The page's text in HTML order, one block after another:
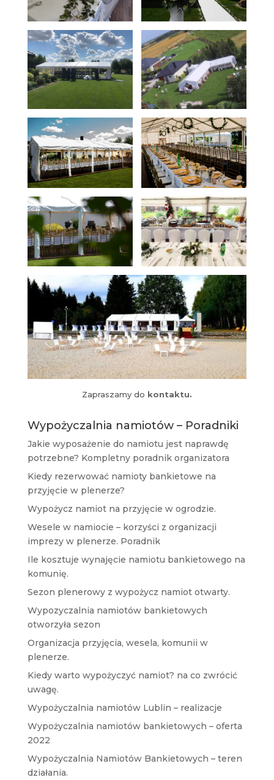
Zapraszamy do kontaktu.
Wypożyczalnia namiotów – Poradniki
Jakie wyposażenie do namiotu jest naprawdę
potrzebne? Kompletny poradnik organizatora
Kiedy rezerwować namioty bankietowe na
przyjęcie w plenerze?
Wypożycz namiot na przyjęcie w ogrodzie.
Wesele w namiocie – korzyści z organizacji
imprezy w plenerze. Poradnik
Ile kosztuje wynajęcie namiotu bankietowego na
komunię.
Sezon plenerowy z wypożycz namiot otwarty.
Wypozyczalnia namiotów bankietowych
otworzyła sezon
Organizacja przyjęcia, wesela, komunii w
plenerze.
Kiedy warto wypożyczyć namiot? na co zwrócić
uwagę.
Wypożyczalnia namiotów Lublin – realizacje
Wypożyczalnia namiotów bankietowych – oferta
2022
Wypożyczalnia Namiotów Bankietowych – teren
działania.